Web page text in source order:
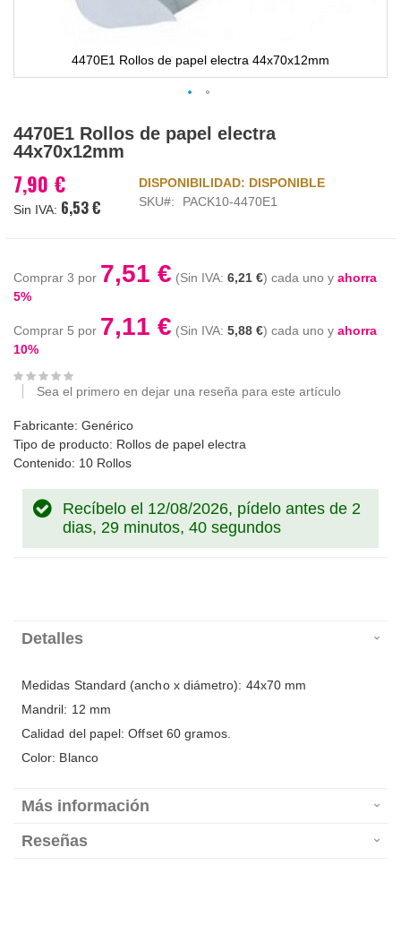
4470E1 Rollos de papel electra 44x70x12mm
al
comienzo
la
galería
4470E1 Rollos de papel electra
44x70x12mm
7,90 €
6,53 €
DISPONIBILIDAD: DISPONIBLE
SKU
PACK10-4470E1
Comprar 3 por 7,51 € 6,21 € cada uno y ahorra
5%
Comprar 5 por 7,11 € 5,88 € cada uno y ahorra
10%
Sea el primero en dejar una reseña para este artículo
Fabricante: Genérico
Tipo de producto: Rollos de papel electra
Contenido: 10 Rollos
Recíbelo el 12/08/2026, pídelo antes de 2
dias, 29 minutos, 40 segundos
Detalles
Medidas Standard (ancho x diámetro): 44x70 mm
Mandril: 12 mm
Calidad del papel: Offset 60 gramos.
Color: Blanco
Más información
Reseñas